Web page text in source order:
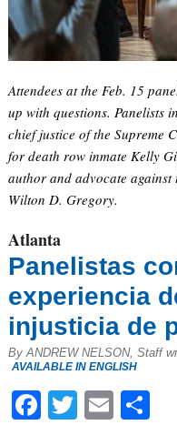
Attendees at the Feb. 15
up with questions. Panelists
chief justice of the Supreme
for death row inmate Kelly
author and advocate
Wilton D. Gregory.
Atlanta
Panelistas
experiencia
injusticia de
By ANDREW NELSON, Staff
AVAILABLE IN ENGLISH
Facebook
Twitter
Email